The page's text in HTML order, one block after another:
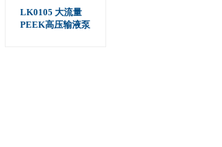
LK0105 大流量
PEEK高压输液泵